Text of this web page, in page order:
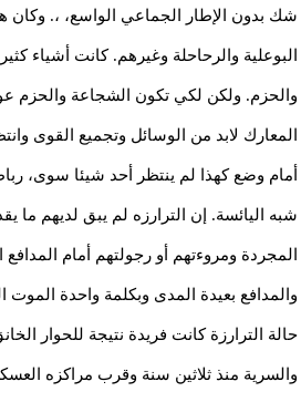
شك بدون الإطار الجماعي الواسع، ،. وكان
البوعلية والرحاحلة وغيرهم. كانت أشياء
والحزم. ولكن لكي تكون الشجاعة والحزم
المعارك لابد من الوسائل وتجميع القوى
أمام وضع كهذا لم ينتظر أحد شيئا سوى،
شبه اليائسة. إن الترارزه لم يبق لديهم ما
والمدافع بعيدة المدى وبكلمة واحدة الموت
حالة الترارزة كانت فريدة نتيجة للحوار
والسرية منذ ثلاثين سنة وقرب مراكزه